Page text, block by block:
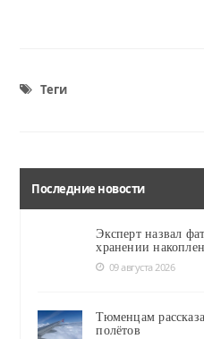
Теги
Последние новости
Эксперт назвал
хранении
09 августа 2026
Тюменцам
полётов